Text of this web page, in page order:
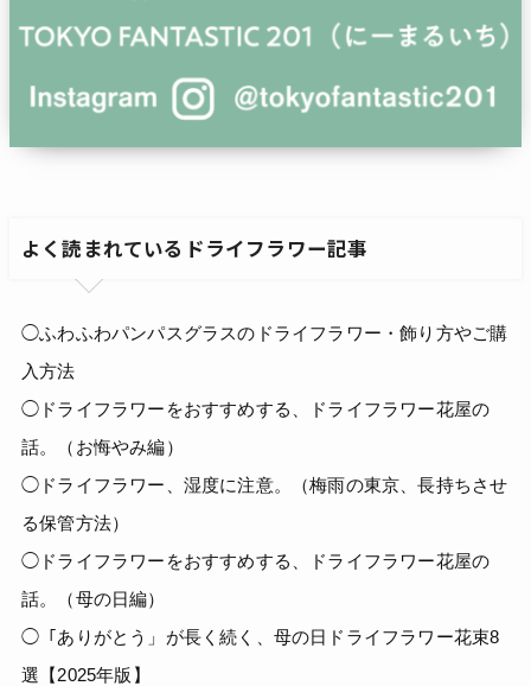
よく読まれているドライフラワー記事
◯ふわふわパンパスグラスのドライフラワー・飾り方やご購
入方法
◯ドライフラワーをおすすめする、ドライフラワー花屋の
話。（お悔やみ編）
◯ドライフラワー、湿度に注意。（梅雨の東京、長持ちさせ
る保管方法）
◯ドライフラワーをおすすめする、ドライフラワー花屋の
話。（母の日編）
◯「ありがとう」が長く続く、母の日ドライフラワー花束8
選【2025年版】